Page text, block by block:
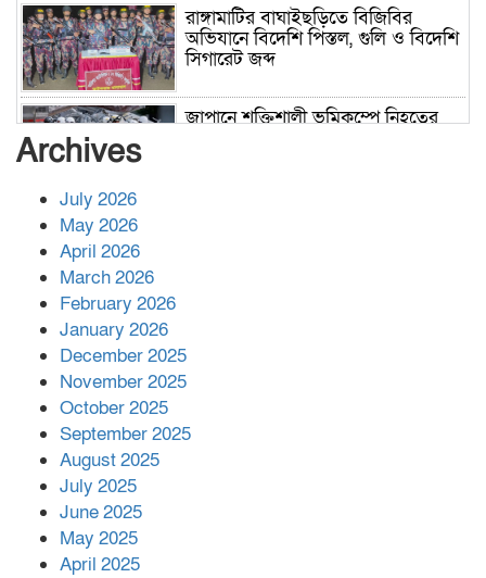
রাঙ্গামাটির বাঘাইছড়িতে বিজিবির
অভিযানে বিদেশি পিস্তল, গুলি ও বিদেশি
সিগারেট জব্দ
জাপানে শক্তিশালী ভূমিকম্পে নিহতের
পর ফোন তারেক রহমানের,গ্যাস সঙ্কট
Archives
July 2026
May 2026
April 2026
March 2026
February 2026
January 2026
December 2025
November 2025
October 2025
September 2025
August 2025
July 2025
June 2025
May 2025
April 2025